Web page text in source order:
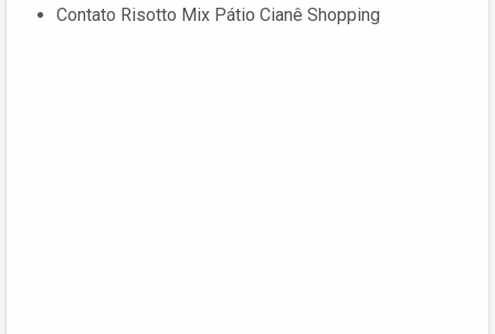
Contato Risotto Mix Pátio Cianê Shopping